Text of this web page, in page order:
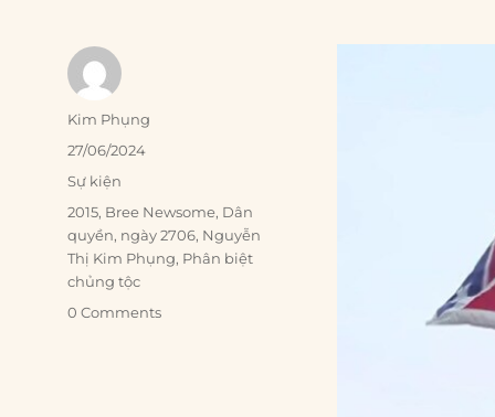
Author
Kim Phụng
Posted
on
27/06/2024
Categories
Sự kiện
Tags
2015, Bree Newsome, Dân
quyền, ngày 2706, Nguyễn
Thị Kim Phụng, Phân biệt
chủng tộc
0 Comments